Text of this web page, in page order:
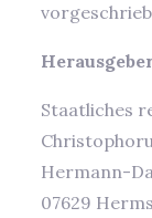
Staatliches
Hermann-
07629